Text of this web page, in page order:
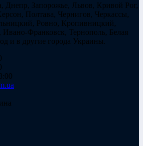
Днепр, Запорожье, Львов, Кривой Рог,
Полтава, Чернигов, Черкассы,
Ровно, Кропивницкий,
Франковск, Тернополь, Белая
и в другие города Украины.